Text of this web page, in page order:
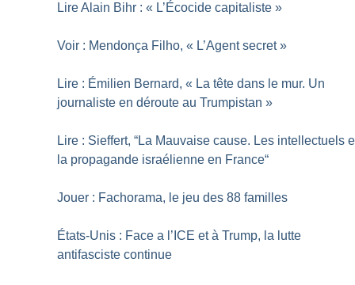
Lire Alain Bihr : « L’Écocide capitaliste »
Voir : Mendonça Filho, « L’Agent secret »
Lire : Émilien Bernard, « La tête dans le mur. Un
journaliste en déroute au Trumpistan »
Lire : Sieffert, “La Mauvaise cause. Les intellectuels
la propagande israélienne en France“
Jouer : Fachorama, le jeu des 88 familles
États-Unis : Face a l’ICE et à Trump, la lutte
antifasciste continue